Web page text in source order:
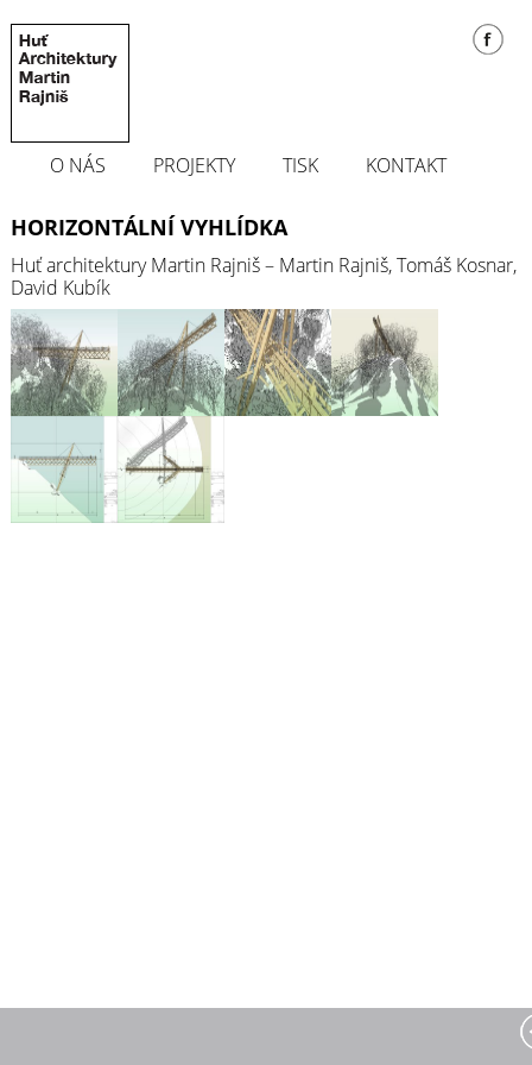
O NÁS PROJEKTY TISK KONTAKT
HORIZONTÁLNÍ VYHLÍDKA
Huť architektury Martin Rajniš – Martin Rajniš, Tomáš Kosnar,
David Kubík